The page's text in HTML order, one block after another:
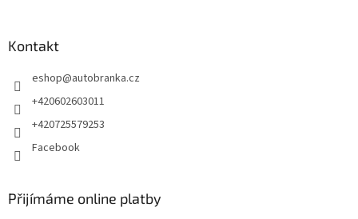
Kontakt
eshop@autobranka.cz
+420602603011
+420725579253
Facebook
Přijímáme online platby